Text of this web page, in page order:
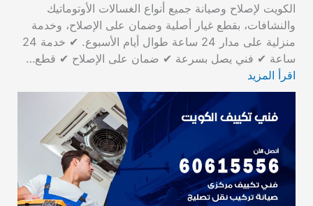
الكويت لإصلاح وصيانة جميع أنواع الغسالات الأوتوماتيك
والنشافات، بقطع غيار أصلية وضمان على الإصلاح، وخدمة
منزلية على مدار 24 ساعة طوال أيام الأسبوع. ✔ خدمة 24
ساعة ✔ فني يصل بسرعة ✔ ضمان على الإصلاح ✔ قطع…
اقرأ المزيد